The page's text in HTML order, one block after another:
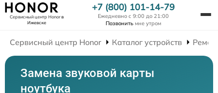
Сервисный центр Honorв
Ижевске
+7 (800) 101-14-79
Ежедневно с 9:00 до 21:00
Позвонить мне утром
Сервисный центр Honor Каталог устройств
Замена звуковой карты
ноутбука